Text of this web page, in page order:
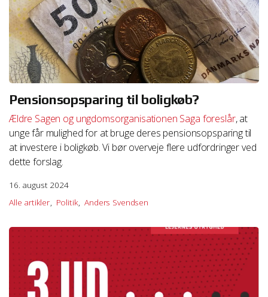
Pensionsopsparing til boligkøb?
Ældre Sagen og ungdomsorganisationen Saga foreslår, at
unge får mulighed for at bruge deres pensionsopsparing til
at investere i boligkøb. Vi bør overveje flere udfordringer ved
dette forslag.
16. august 2024
Alle artikler
Politik Anders Svendsen